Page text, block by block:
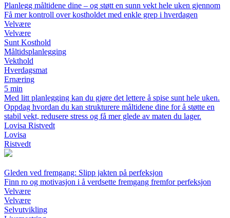
Planlegg måltidene dine – og støtt en sunn vekt hele uken gjennom
Få mer kontroll over kostholdet med enkle grep i hverdagen
Velvære
Velvære
Sunt Kosthold
Måltidsplanlegging
Vekthold
Hverdagsmat
Ernæring
5 min
Med litt planlegging kan du gjøre det lettere å spise sunt hele uken.
Oppdag hvordan du kan strukturere måltidene dine for å støtte en
stabil vekt, redusere stress og få mer glede av maten du lager.
Lovisa Ristvedt
Lovisa
Ristvedt
Gleden ved fremgang: Slipp jakten på perfeksjon
Finn ro og motivasjon i å verdsette fremgang fremfor perfeksjon
Velvære
Velvære
Selvutvikling